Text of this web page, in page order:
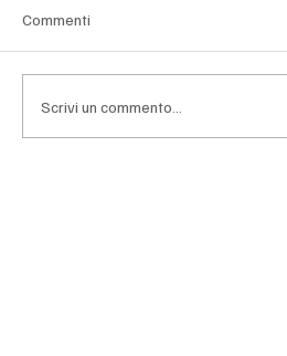
Commenti
Scrivi un commento...